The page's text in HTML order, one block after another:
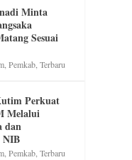
Minta
Sesuai
,Pemkab,Terbaru
Perkuat
Melalui
dan
NIB
,Pemkab,Terbaru